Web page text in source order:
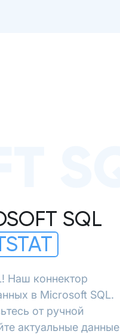
SQL
Наш коннектор
в Microsoft SQL.
от ручной
актуальные данные